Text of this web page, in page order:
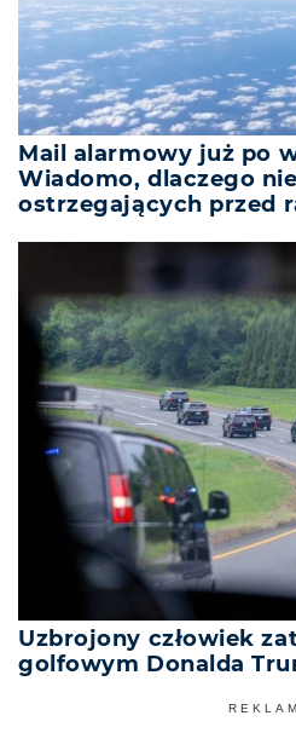
Mail alarmowy już po
Wiadomo, dlaczego
ostrzegających przed
Uzbrojony człowiek
golfowym Donalda